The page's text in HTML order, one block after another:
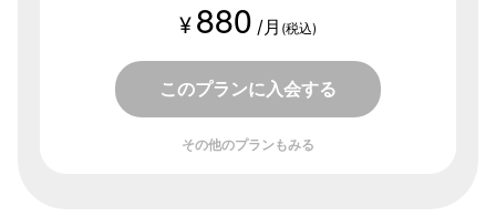
¥ 880 /月 (税込)
このプランに入会する
その他のプランもみる